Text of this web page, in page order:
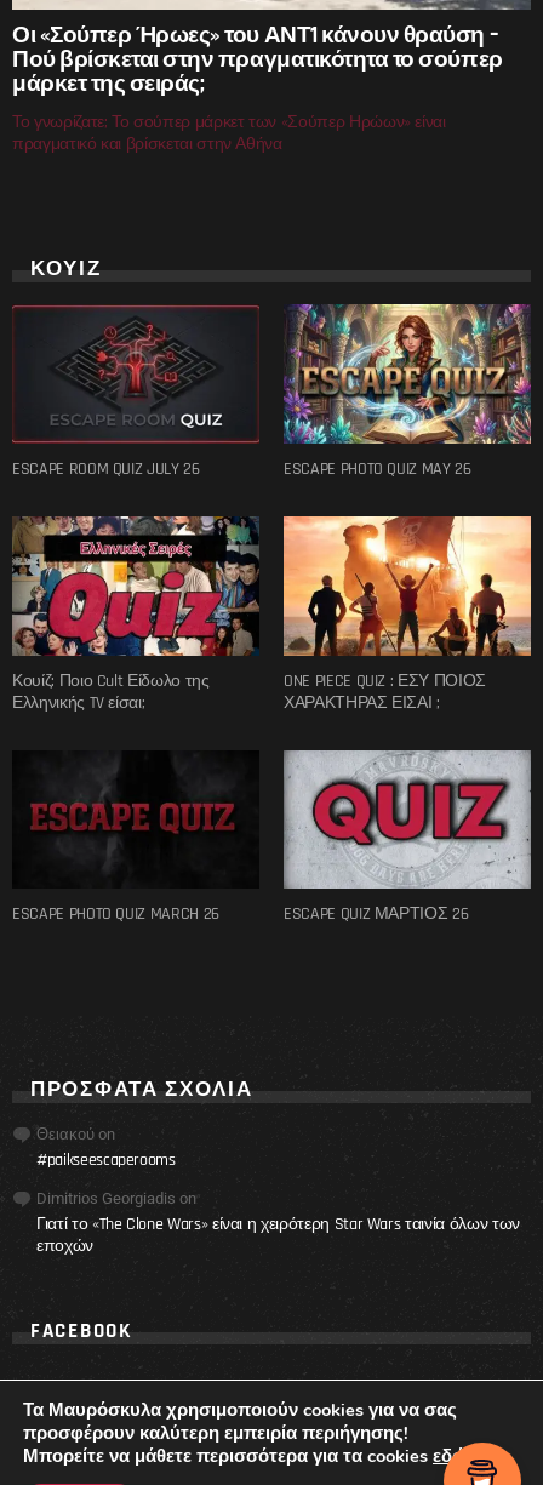
Οι «Σούπερ Ήρωες» του ΑΝΤ1 κάνουν θραύση –
Πού βρίσκεται στην πραγματικότητα το σούπερ
μάρκετ της σειράς;
Το γνωρίζατε; Το σούπερ μάρκετ των «Σούπερ Ηρώων» είναι
πραγματικό και βρίσκεται στην Αθήνα
ΚΟΥΙΖ
ESCAPE ROOM QUIZ JULY 26 ESCAPE PHOTO QUIZ MAY 26
Κουίζ: Ποιο Cult Είδωλο της
Ελληνικής TV είσαι;
ONE PIECE QUIZ : ΕΣΥ ΠΟΙΟΣ
ΧΑΡΑΚΤΗΡΑΣ ΕΙΣΑΙ ;
ESCAPE PHOTO QUIZ MARCH 26 ESCAPE QUIZ ΜΑΡΤΙΟΣ 26
ΠΡΌΣΦΑΤΑ ΣΧΌΛΙΑ
Θειακού on
#paikseescaperooms
Dimitrios Georgiadis on
Γιατί το «The Clone Wars» είναι η χειρότερη Star Wars ταινία όλων των
εποχών
FACEBOOK
© 2017 - 2021 Ta Mavroskyla.
Τα Μαυρόσκυλα χρησιμοποιούν cookies για να σας
προσφέρουν καλύτερη εμπειρία περιήγησης!
Μπορείτε να μάθετε περισσότερα για τα cookies εδώ .